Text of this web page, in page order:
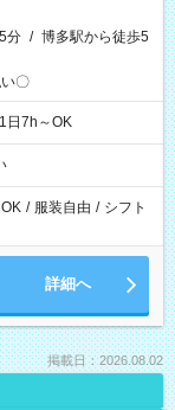
分 / 博多駅から徒歩5
〇
日7h～OK
/ 服装自由 / シフト
詳細へ
掲載日：2026.08.02